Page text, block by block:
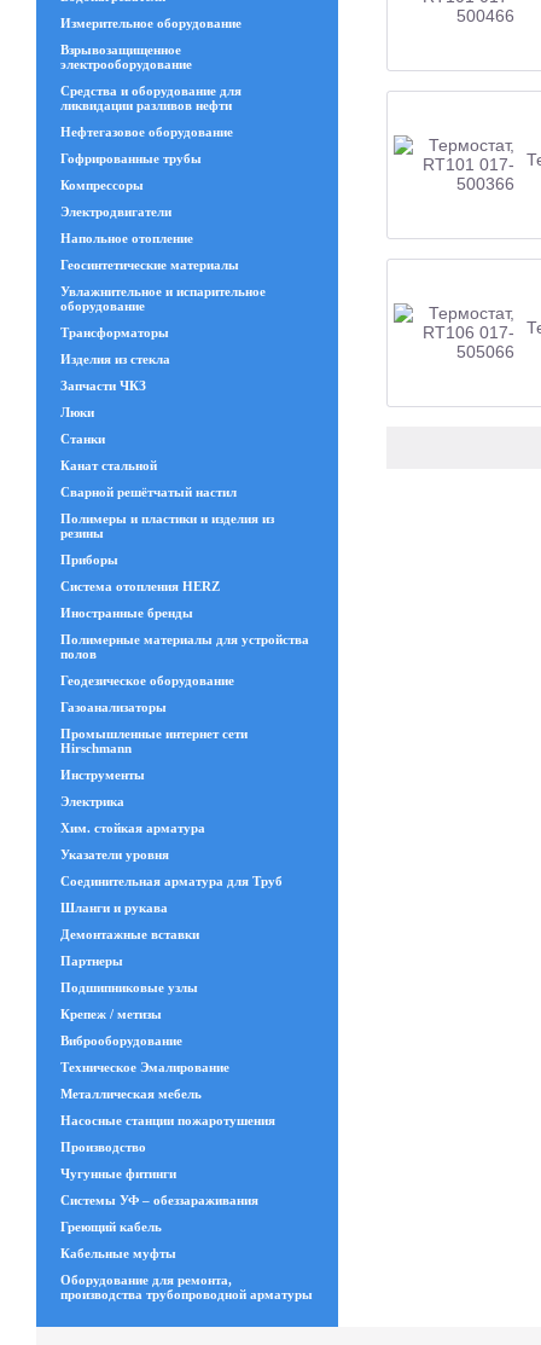
Измерительное оборудование
Взрывозащищенное
электрооборудование
Средства и оборудование для
ликвидации разливов нефти
Нефтегазовое оборудование
Гофрированные трубы
Компрессоры
Электродвигатели
Напольное отопление
Геосинтетические материалы
Увлажнительное и испарительное
оборудование
Трансформаторы
Изделия из стекла
Запчасти ЧКЗ
Люки
Станки
Канат стальной
Сварной решётчатый настил
Полимеры и пластики и изделия из
резины
Приборы
Система отопления HERZ
Иностранные бренды
Полимерные материалы для устройства
полов
Геодезическое оборудование
Газоанализаторы
Промышленные интернет сети
Hirschmann
Инструменты
Электрика
Хим. стойкая арматура
Указатели уровня
Соединительная арматура для Труб
Шланги и рукава
Демонтажные вставки
Партнеры
Подшипниковые узлы
Крепеж / метизы
Виброоборудование
Техническое Эмалирование
Металлическая мебель
Насосные станции пожаротушения
Производство
Чугунные фитинги
Системы УФ – обеззараживания
Греющий кабель
Кабельные муфты
Оборудование для ремонта,
производства трубопроводной арматуры